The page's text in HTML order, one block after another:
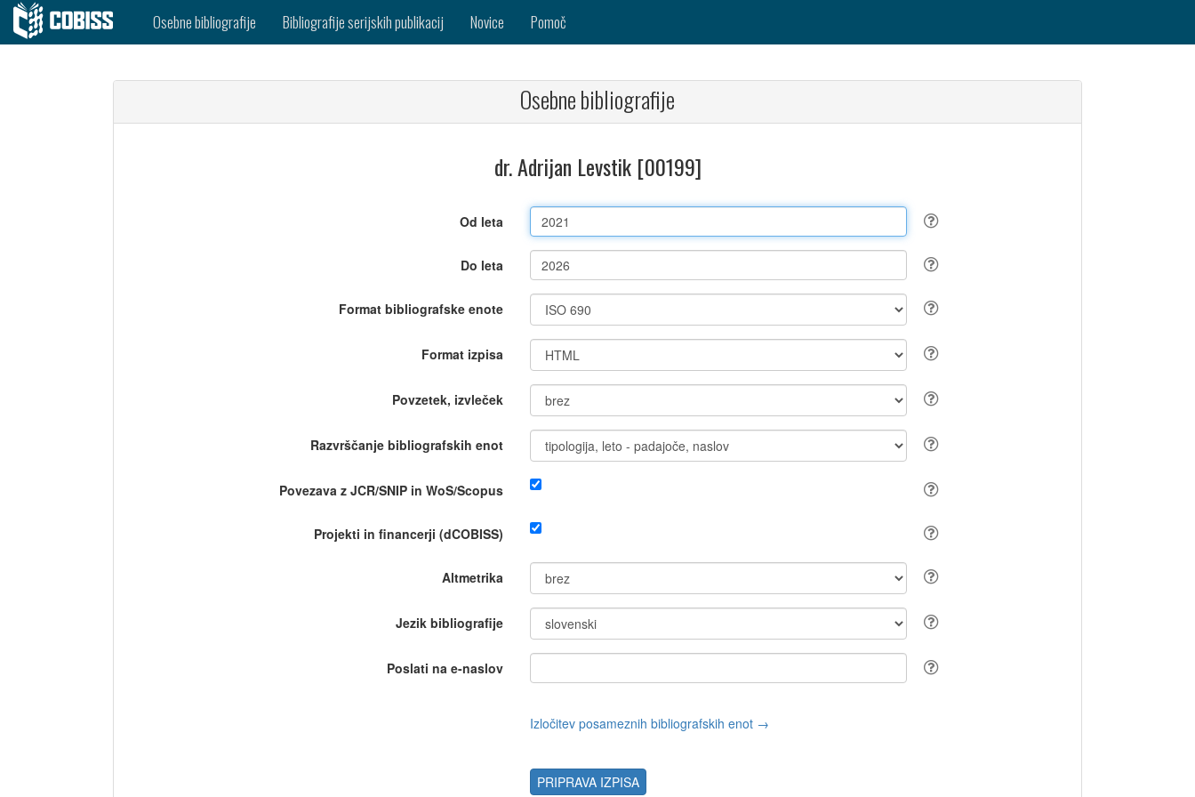
Osebne bibliografije Bibliografije serijskih publikacij Novice Pomoč
Osebne bibliografije
dr. Adrijan Levstik [00199]
Od leta
Do leta
Format bibliografske enote
Format izpisa
Povzetek, izvleček
Razvrščanje bibliografskih enot
Povezava z JCR/SNIP in WoS/Scopus
Projekti in financerji (dCOBISS)
Altmetrika
Jezik bibliografije
Poslati na e-naslov
Izločitev posameznih bibliografskih enot →
PRIPRAVA IZPISA